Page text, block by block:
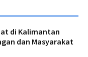
di Kalimantan
dan Masyarakat